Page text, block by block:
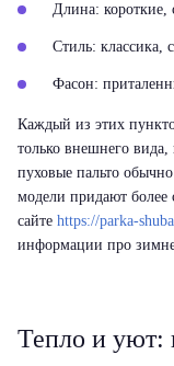
Длина:
Стиль: классика,
Фасон:
Каждый из этих
только внешнего
пуховые пальто
модели придают
сайте https://parka-
информации про
Тепло и уют: